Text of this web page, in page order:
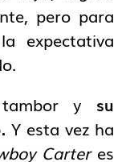
pero para
expectativa
y su
Y esta vez ha
Carteres